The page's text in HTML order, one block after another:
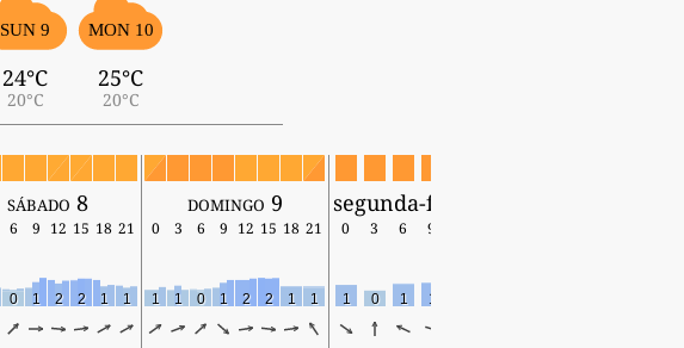
SUN 9
24°C
20°C
MON 10
25°C
20°C
sábado 8 domingo 9 segunda-feira 10
6 9 12 15 18 21 0 3 6 9 12 15 18 21 0 3 6 9
0 1 2 2 1 1 1 1 0 1 2 2 1 1 1 0 1 1